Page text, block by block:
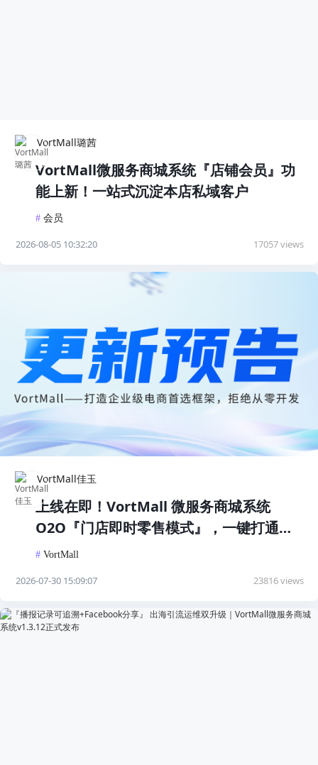
VortMall璐茜
VortMall微服务商城系统『店铺会员』功
能上新！一站式沉淀本店私域客户
# 会员
2026-08-05 10:32:20 17057 views
VortMall佳玉
上线在即！VortMall 微服务商城系统
O2O『门店即时零售模式』，一键打通同
城即时经营
# VortMall
2026-07-30 15:09:07 23816 views